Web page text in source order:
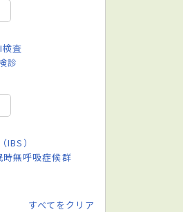
検査
診
IBS）
時無呼吸症候群
すべてをクリア